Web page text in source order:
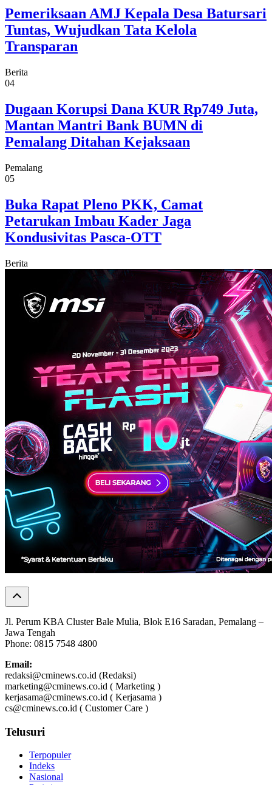
Pemeriksaan AMJ Kepala Desa Batursari
Tuntas, Wujudkan Tata Kelola
Transparan
Berita
04
Dugaan Korupsi Dana KUR Rp749 Juta,
Mantan Mantri Bank BUMN di
Pemalang Ditahan Kejaksaan
Pemalang
05
Buka Rapat Pleno PKK, Camat
Petarukan Imbau Kader Jaga
Kondusivitas Pasca-OTT
Berita
Jl. Perum KBA Cluster Bale Mulia, Blok E16 Saradan, Pemalang –
Jawa Tengah
Phone: 0815 7548 4800
Email:
redaksi@cminews.co.id (Redaksi)
marketing@cminews.co.id ( Marketing )
kerjasama@cminews.co.id ( Kerjasama )
cs@cminews.co.id ( Customer Care )
Telusuri
Terpopuler
Indeks
Nasional